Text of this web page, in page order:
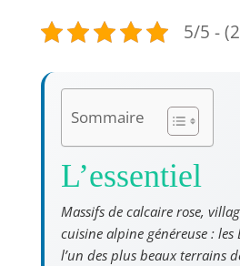
5/5 -
Sommaire
L’essentiel
Massifs de calcaire rose,
cuisine alpine généreuse : les
l’un des plus beaux terrains